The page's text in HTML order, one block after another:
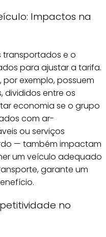
Impactos na
transportados e o
para ajustar a tarifa.
exemplo, possuem
divididos entre os
economia se o grupo
com ar-
ou serviços
— também impactam
um veículo adequado
garante um
no